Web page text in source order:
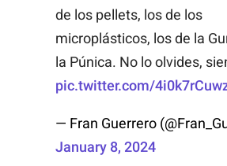
de los pellets, los de los
microplásticos, los de la
la Púnica. No lo olvides,
pic.twitter.com/
— Fran Guerrero
January 8, 2024